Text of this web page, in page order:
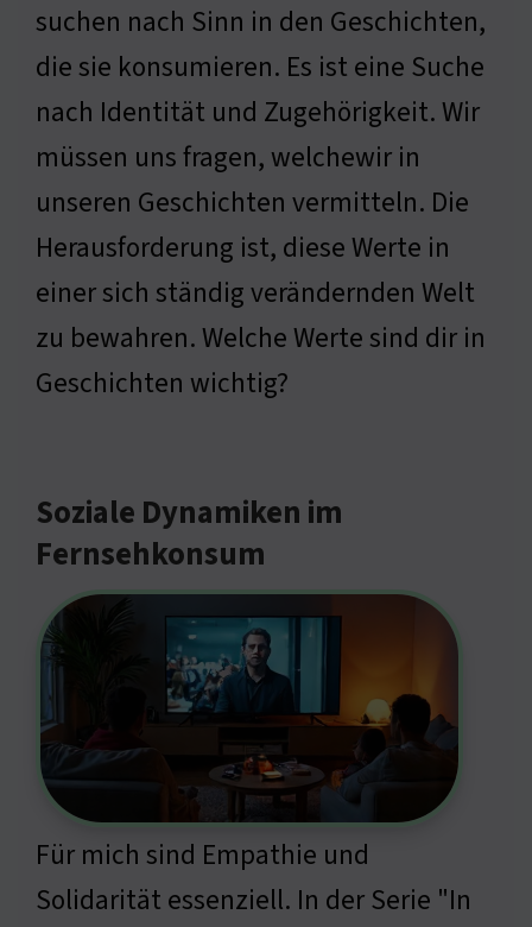
suchen nach Sinn in den Geschichten,
die sie konsumieren. Es ist eine Suche
nach Identität und Zugehörigkeit. Wir
müssen uns fragen, welchewir in
unseren Geschichten vermitteln. Die
Herausforderung ist, diese Werte in
einer sich ständig verändernden Welt
zu bewahren. Welche Werte sind dir in
Geschichten wichtig?
Soziale Dynamiken im
Fernsehkonsum
Für mich sind Empathie und
Solidarität essenziell. In der Serie "In